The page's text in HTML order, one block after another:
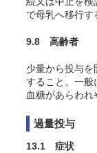
で母乳へ移行す
9.8 高齢者
少量から投与
すること。一般
血糖があらわれ
過量投与
13.1 症状